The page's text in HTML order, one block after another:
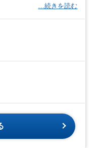
…続きを読む